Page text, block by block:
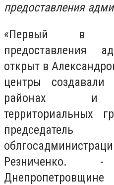
предоставления
«Первый в
предоставления
открыт в
центры
районах и
территориальных
председатель